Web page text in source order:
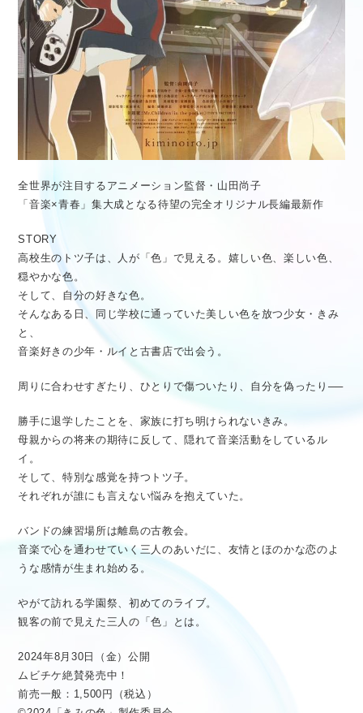
全世界が注目するアニメーション監督・山田尚子
「音楽×青春」集大成となる待望の完全オリジナル長編最新作
STORY
高校生のトツ子は、人が「色」で見える。嬉しい色、楽しい色、
穏やかな色。
そして、自分の好きな色。
そんなある日、同じ学校に通っていた美しい色を放つ少女・きみ
と、
音楽好きの少年・ルイと古書店で出会う。
周りに合わせすぎたり、ひとりで傷ついたり、自分を偽ったり──
勝手に退学したことを、家族に打ち明けられないきみ。
母親からの将来の期待に反して、隠れて音楽活動をしているル
イ。
そして、特別な感覚を持つトツ子。
それぞれが誰にも言えない悩みを抱えていた。
バンドの練習場所は離島の古教会。
音楽で心を通わせていく三人のあいだに、友情とほのかな恋のよ
うな感情が生まれ始める。
やがて訪れる学園祭、初めてのライブ。
観客の前で見えた三人の「色」とは。
2024年8月30日（金）公開
ムビチケ絶賛発売中！
前売一般：1,500円（税込）